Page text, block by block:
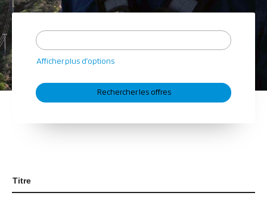
Afficher plus d’options
Titre